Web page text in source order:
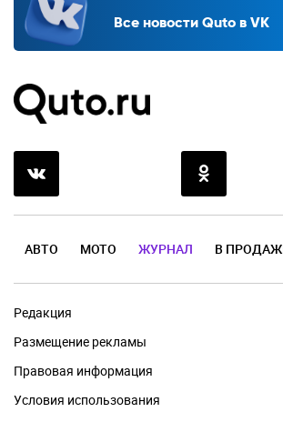
Все новости Quto в VK
АВТО МОТО ЖУРНАЛ В
Редакция
Размещение рекламы
Правовая информация
Условия использования